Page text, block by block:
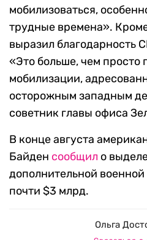
мобилизоваться,
трудные времена».
выразил благодарность
«Это больше, чем
мобилизации,
осторожным западным
советник главы офиса
В конце августа
Байден сообщил о
дополнительной
почти $3 млрд.
Ольга